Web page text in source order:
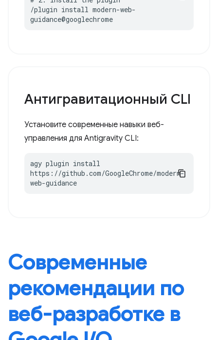
/plugin install modern-web-
guidance@googlechrome
Антигравитационный CLI
Установите современные навыки веб-
управления для Antigravity CLI:
agy plugin install
https://github.com/GoogleChrome/modern-
web-guidance
Современные
рекомендации по
веб-разработке в